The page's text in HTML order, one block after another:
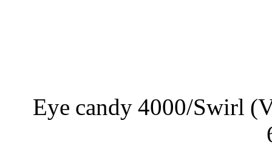
Eye candy 4000/Swirl